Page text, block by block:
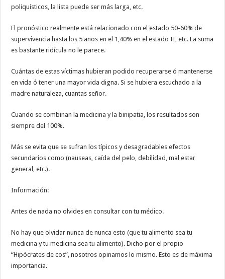
poliquísticos, la lista puede ser más larga, etc.
El pronóstico realmente está relacionado con el estado 50-60% de
supervivencia hasta los 5 años en el 1,40% en el estado II, etc. La suma
es bastante ridícula no le parece.
Cuántas de estas víctimas hubieran podido recuperarse ó mantenerse
en vida ó tener una mayor vida digna. Si se hubiera escuchado a la
madre naturaleza, cuantas señor.
Cuando se combinan la medicina y la binipatia, los resultados son
siempre del 100%.
Más se evita que se sufran los típicos y desagradables efectos
secundarios como (nauseas, caída del pelo, debilidad, mal estar
general, etc.).
Información:
Antes de nada no olvides en consultar con tu médico.
No hay que olvidar nunca de nunca esto (que tu alimento sea tu
medicina y tu medicina sea tu alimento). Dicho por el propio
“Hipócrates de cos”, nosotros opinamos lo mismo. Esto es de máxima
importancia.